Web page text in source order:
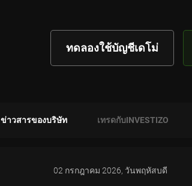
ทดลองใช้บัญชีเดโม่
ข่าวสารของบริษัท เทรดกับINVESTIZO
02 กรกฎาคม 2026, วันพฤหัสบดี